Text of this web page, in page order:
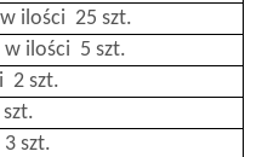
ilości 25 szt.
w ilości 5 szt.
2 szt.
szt.